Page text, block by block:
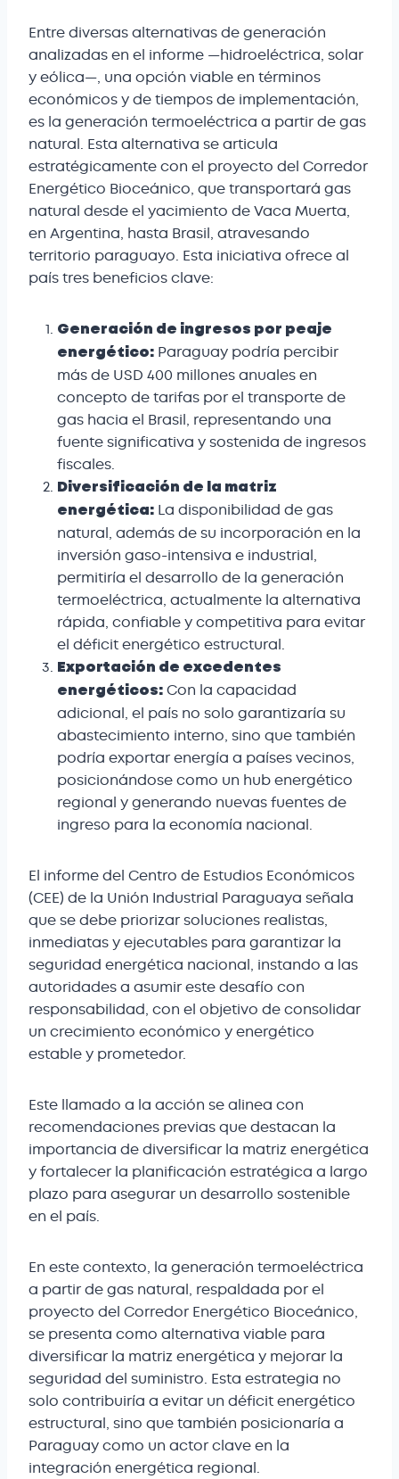
Entre diversas alternativas de generación
analizadas en el informe —hidroeléctrica, solar
y eólica—, una opción viable en términos
económicos y de tiempos de implementación,
es la generación termoeléctrica a partir de gas
natural. Esta alternativa se articula
estratégicamente con el proyecto del Corredor
Energético Bioceánico, que transportará gas
natural desde el yacimiento de Vaca Muerta,
en Argentina, hasta Brasil, atravesando
territorio paraguayo. Esta iniciativa ofrece al
país tres beneficios clave:
Generación de ingresos por peaje
energético: Paraguay podría percibir
más de USD 400 millones anuales en
concepto de tarifas por el transporte de
gas hacia el Brasil, representando una
fuente significativa y sostenida de ingresos
fiscales.
Diversificación de la matriz
energética: La disponibilidad de gas
natural, además de su incorporación en la
inversión gaso-intensiva e industrial,
permitiría el desarrollo de la generación
termoeléctrica, actualmente la alternativa
rápida, confiable y competitiva para evitar
el déficit energético estructural.
Exportación de excedentes
energéticos: Con la capacidad
adicional, el país no solo garantizaría su
abastecimiento interno, sino que también
podría exportar energía a países vecinos,
posicionándose como un hub energético
regional y generando nuevas fuentes de
ingreso para la economía nacional.
El informe del Centro de Estudios Económicos
(CEE) de la Unión Industrial Paraguaya señala
que se debe priorizar soluciones realistas,
inmediatas y ejecutables para garantizar la
seguridad energética nacional, instando a las
autoridades a asumir este desafío con
responsabilidad, con el objetivo de consolidar
un crecimiento económico y energético
estable y prometedor.
Este llamado a la acción se alinea con
recomendaciones previas que destacan la
importancia de diversificar la matriz energética
y fortalecer la planificación estratégica a largo
plazo para asegurar un desarrollo sostenible
en el país.
En este contexto, la generación termoeléctrica
a partir de gas natural, respaldada por el
proyecto del Corredor Energético Bioceánico,
se presenta como alternativa viable para
diversificar la matriz energética y mejorar la
seguridad del suministro. Esta estrategia no
solo contribuiría a evitar un déficit energético
estructural, sino que también posicionaría a
Paraguay como un actor clave en la
integración energética regional.